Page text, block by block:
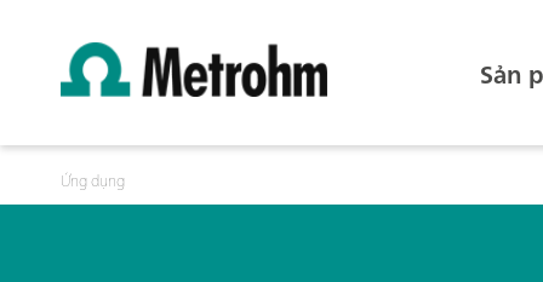
Sản
Ứng dụng